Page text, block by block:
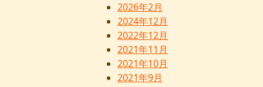
2026年2月
2024年12月
2022年12月
2021年11月
2021年10月
2021年9月